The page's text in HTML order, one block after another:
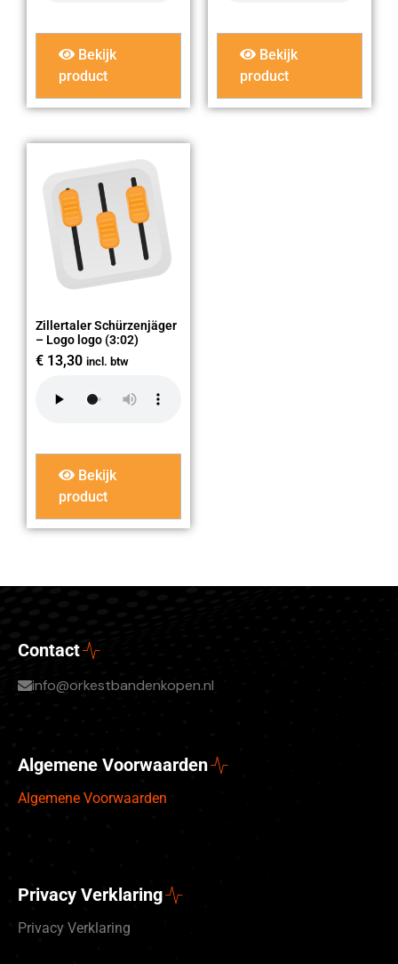
Bekijk
product
Bekijk
product
Zillertaler Schürzenjäger
– Logo logo (3:02)
€ 13,30 incl. btw
Bekijk
product
Contact
info@orkestbandenkopen.nl
Algemene Voorwaarden
Algemene Voorwaarden
Privacy Verklaring
Privacy Verklaring